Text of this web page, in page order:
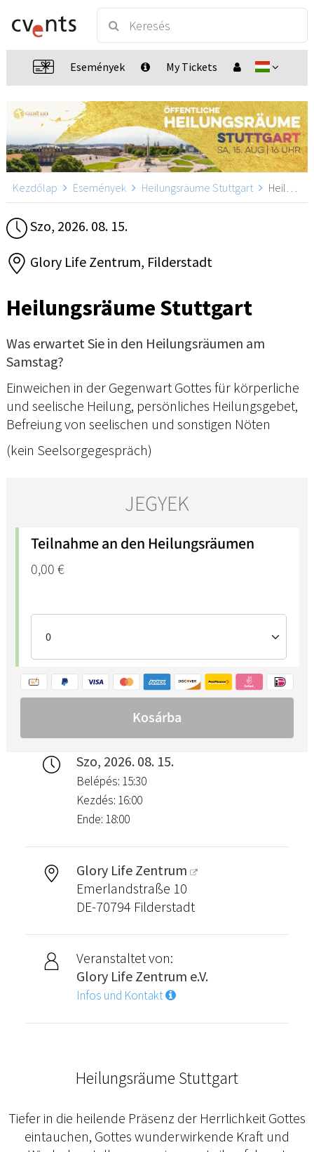
Események My Tickets
Kezdőlap Események Heilungsräume Stuttgart Heilungsräume Stuttgart, Filderstadt
Szo, 2026. 08. 15.
Glory Life Zentrum, Filderstadt
Heilungsräume Stuttgart
Was erwartet Sie in den Heilungsräumen am
Samstag?
Einweichen in der Gegenwart Gottes für körperliche
und seelische Heilung, persönliches Heilungsgebet,
Befreiung von seelischen und sonstigen Nöten
(kein Seelsorgegespräch)
Szo, 2026. 08. 15.
Belépés: 15:30
Kezdés: 16:00
Ende: 18:00
Glory Life Zentrum
Emerlandstraße 10
DE-70794 Filderstadt
Veranstaltet von:
Glory Life Zentrum e.V.
Infos und Kontakt
Heilungsräume Stuttgart
Tiefer in die heilende Präsenz der Herrlichkeit Gottes
eintauchen, Gottes wunderwirkende Kraft und